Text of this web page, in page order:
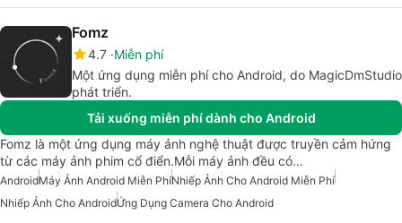
Fomz
4.7 Miễn phí
Một ứng dụng miễn phí cho Android, do MagicDmStudio
phát triển.
Tải xuống miễn phí dành cho Android
Fomz là một ứng dụng máy ảnh nghệ thuật được truyền cảm hứng
từ các máy ảnh phim cổ điển.Mỗi máy ảnh đều có…
AndroidMáy Ảnh Android Miễn PhíNhiếp Ảnh Cho Android Miễn Phí
Nhiếp Ảnh Cho AndroidỨng Dụng Camera Cho Android